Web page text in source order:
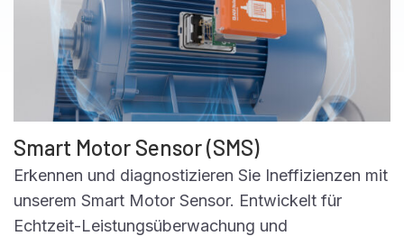
Smart Motor Sensor (SMS)
Erkennen und diagnostizieren Sie Ineffizienzen mit
unserem Smart Motor Sensor. Entwickelt für
Echtzeit-Leistungsüberwachung und